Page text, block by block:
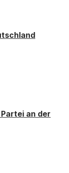
an der